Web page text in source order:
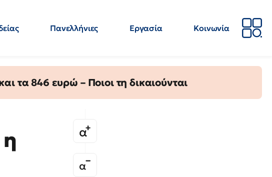
Πανελλήνιες Εργασία
Κοινωνία
τα 846 ευρώ – Ποιοι τη δικαιούνται